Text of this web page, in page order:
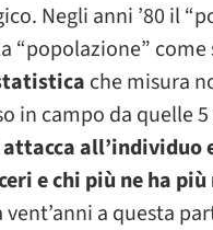
Negli anni ’80 il
“popolazione”
che misura
in campo da quelle
e chi più ne ha
a questa